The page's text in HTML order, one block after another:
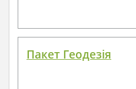
Пакет Геодезія